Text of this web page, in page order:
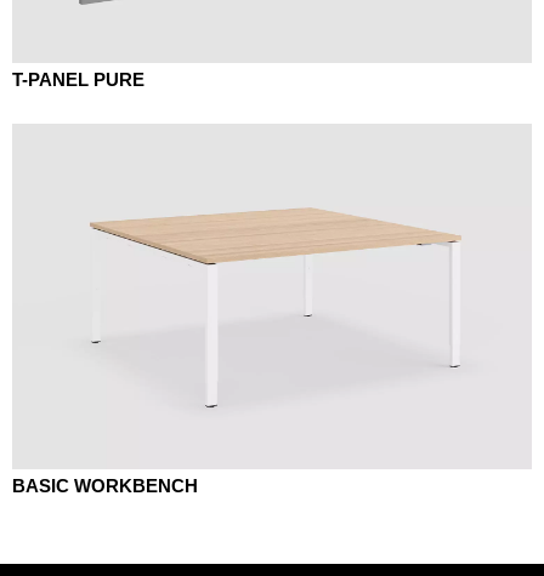
T-PANEL PURE
BASIC WORKBENCH